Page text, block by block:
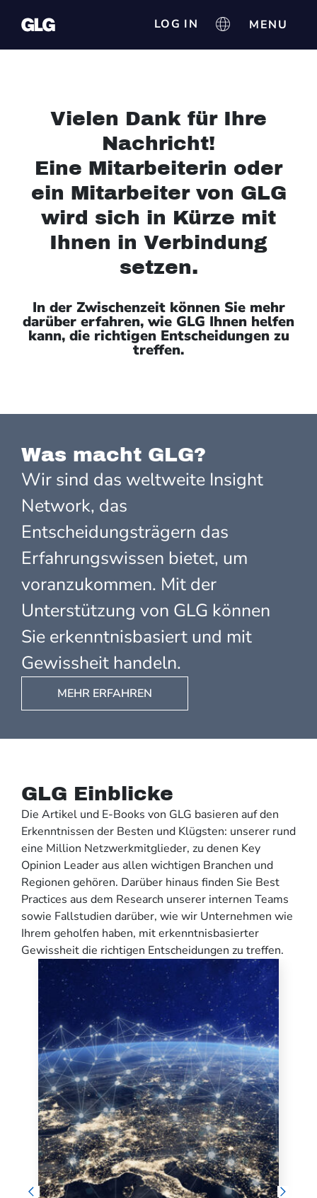
LOG IN
Vielen Dank für Ihre
Nachricht!
Eine Mitarbeiterin oder
ein Mitarbeiter von GLG
wird sich in Kürze mit
Ihnen in Verbindung
setzen.
In der Zwischenzeit können Sie mehr
darüber erfahren, wie GLG Ihnen helfen
kann, die richtigen Entscheidungen zu
treffen.
Was macht GLG?
Wir sind das weltweite Insight
Network, das
Entscheidungsträgern das
Erfahrungswissen bietet, um
voranzukommen. Mit der
Unterstützung von GLG können
Sie erkenntnisbasiert und mit
Gewissheit handeln.
MEHR ERFAHREN
GLG Einblicke
Die Artikel und E-Books von GLG basieren auf den
Erkenntnissen der Besten und Klügsten: unserer rund
eine Million Netzwerkmitglieder, zu denen Key
Opinion Leader aus allen wichtigen Branchen und
Regionen gehören. Darüber hinaus finden Sie Best
Practices aus dem Research unserer internen Teams
sowie Fallstudien darüber, wie wir Unternehmen wie
Ihrem geholfen haben, mit erkenntnisbasierter
Gewissheit die richtigen Entscheidungen zu treffen.